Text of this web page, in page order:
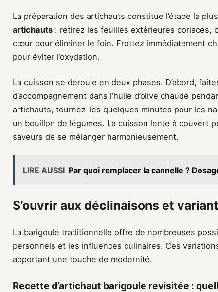
La préparation des artichauts constitue l’étape la
artichauts : retirez les feuilles extérieures coriaces,
cœur pour éliminer le foin. Frottez immédiatement
pour éviter l’oxydation.
La cuisson se déroule en deux phases. D’abord,
d’accompagnement dans l’huile d’olive chaude
artichauts, tournez-les quelques minutes pour les
un bouillon de légumes. La cuisson lente à couvert
saveurs de se mélanger harmonieusement.
LIRE AUSSI Par quoi remplacer la cannelle ?
S’ouvrir aux déclinaisons et
La barigoule traditionnelle offre de nombreuses
personnels et les influences culinaires. Ces
apportant une touche de modernité.
Recette d’artichaut barigoule revisitée :